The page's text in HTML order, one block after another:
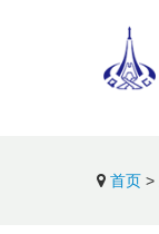
首页 >